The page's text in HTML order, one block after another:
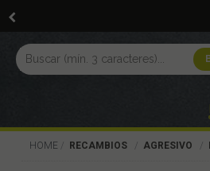
HOME RECAMBIOS AGRESIVO